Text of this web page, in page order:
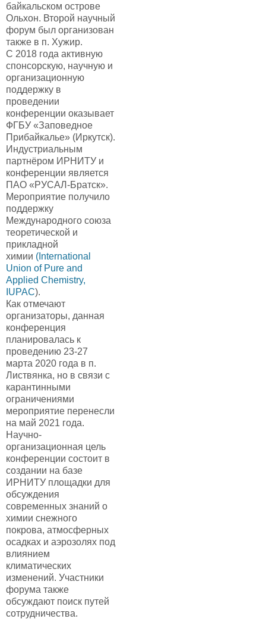
байкальском острове
Ольхон. Второй научный
форум был организован
также в п. Хужир.
С 2018 года активную
спонсорскую, научную и
организационную
поддержку в
проведении
конференции оказывает
ФГБУ «Заповедное
Прибайкалье» (Иркутск).
Индустриальным
партнёром ИРНИТУ и
конференции является
ПАО «РУСАЛ-Братск».
Мероприятие получило
поддержку
Международного союза
теоретической и
прикладной
химии (International
Union of Pure and
Applied Chemistry,
IUPAC).
Как отмечают
организаторы, данная
конференция
планировалась к
проведению 23-27
марта 2020 года в п.
Листвянка, но в связи с
карантинными
ограничениями
мероприятие перенесли
на май 2021 года.
Научно-
организационная цель
конференции состоит в
создании на базе
ИРНИТУ площадки для
обсуждения
современных знаний о
химии снежного
покрова, атмосферных
осадках и аэрозолях под
влиянием
климатических
изменений. Участники
форума также
обсуждают поиск путей
сотрудничества.